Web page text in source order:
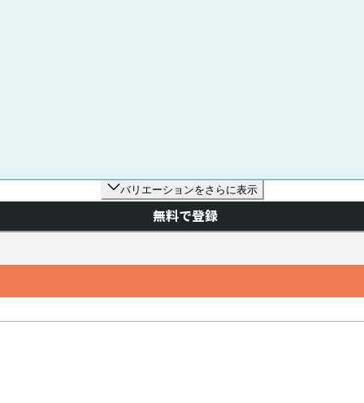
バリエーションをさらに表示
無料で登録